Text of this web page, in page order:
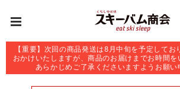
【重要】次回の商品発送は8月中旬を予定してお
おかけいたしますが、商品のお届けまでお時間を
あらかじめご了承くださいますようお願い